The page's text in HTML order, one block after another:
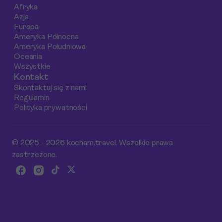
Afryka
Azja
Europa
Ameryka Północna
Ameryka Południowa
Oceania
Wszystkie
Kontakt
Skontaktuj się z nami
Regulamin
Polityka prywatności
© 2025 - 2026 kocham.travel. Wszelkie prawa
zastrzeżone.